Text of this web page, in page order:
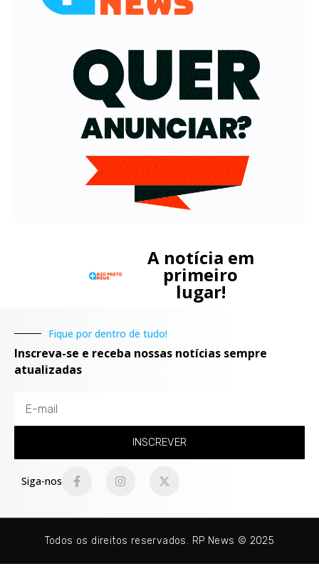
A notícia em
primeiro
lugar!
Fique por dentro de tudo!
Inscreva-se e receba nossas notícias sempre
atualizadas
INSCREVER
Siga-nos
Todos os direitos reservados. RP News © 2025